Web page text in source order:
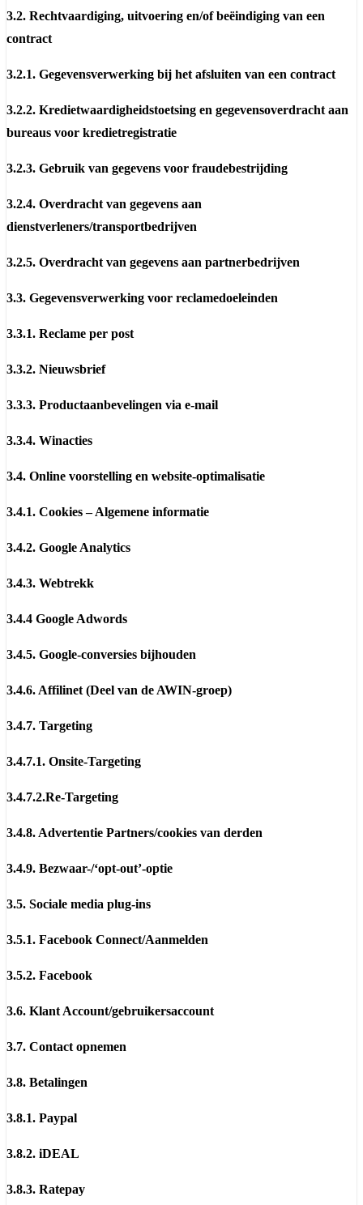
3.2. Rechtvaardiging, uitvoering en/of beëindiging van een
contract
3.2.1. Gegevensverwerking bij het afsluiten van een contract
3.2.2. Kredietwaardigheidstoetsing en gegevensoverdracht aan
bureaus voor kredietregistratie
3.2.3. Gebruik van gegevens voor fraudebestrijding
3.2.4. Overdracht van gegevens aan
dienstverleners/transportbedrijven
3.2.5. Overdracht van gegevens aan partnerbedrijven
3.3. Gegevensverwerking voor reclamedoeleinden
3.3.1. Reclame per post
3.3.2. Nieuwsbrief
3.3.3. Productaanbevelingen via e-mail
3.3.4. Winacties
3.4. Online voorstelling en website-optimalisatie
3.4.1. Cookies – Algemene informatie
3.4.2. Google Analytics
3.4.3. Webtrekk
3.4.4 Google Adwords
3.4.5. Google-conversies bijhouden
3.4.6. Affilinet (Deel van de AWIN-groep)
3.4.7. Targeting
3.4.7.1. Onsite-Targeting
3.4.7.2.Re-Targeting
3.4.8. Advertentie Partners/cookies van derden
3.4.9. Bezwaar-/‘opt-out’-optie
3.5. Sociale media plug-ins
3.5.1. Facebook Connect/Aanmelden
3.5.2. Facebook
3.6. Klant Account/gebruikersaccount
3.7. Contact opnemen
3.8. Betalingen
3.8.1. Paypal
3.8.2. iDEAL
3.8.3. Ratepay